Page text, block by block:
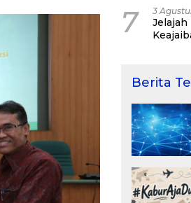
7 3
Berita